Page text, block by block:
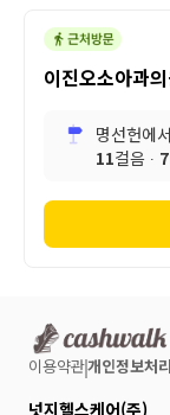
이진오소아과
명선헌에서
11걸음 ∙ 7
이용약관개인정보처
넛지헬스케어(주)